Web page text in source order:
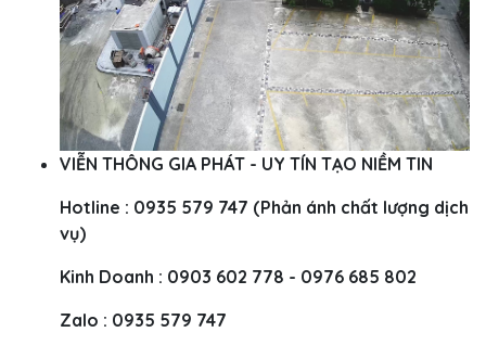
VIỄN THÔNG GIA PHÁT - UY TÍN TẠO NIỀM TIN
Hotline : 0935 579 747 (Phản ánh chất lượng dịch
vụ)
Kinh Doanh : 0903 602 778 - 0976 685 802
Zalo : 0935 579 747